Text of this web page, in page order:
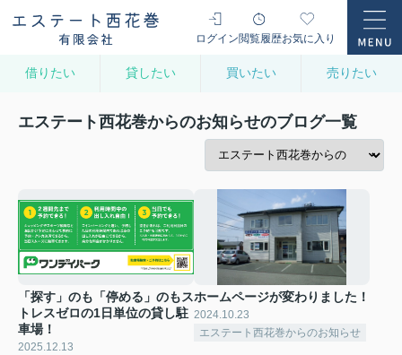
ログイン閲覧履歴お気に入り
借りたい 貸したい 買いたい 売りたい
エステート西花巻からのお知らせのブログ一覧
「探す」のも「停める」のもス
トレスゼロの1日単位の貸し駐
車場！
2025.12.13
ホームページが変わりました！
2024.10.23
エステート西花巻からのお知らせ